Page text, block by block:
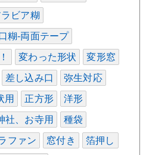
ビア糊
糊-両面テープ
変わった形状 変形窓
差し込み口 弥生対応
用 正方形 洋形
社、お寺用 種袋
ファン 窓付き 箔押し